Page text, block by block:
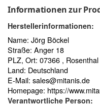
Informationen zur
Herstellerinformationen:
Name: Jörg Böckel
Straße: Anger 18
PLZ, Ort: 07366 , Rosenthal
Land: Deutschland
E-Mail: sales@mitanis.de
Homepage: https://
Verantwortliche Person: